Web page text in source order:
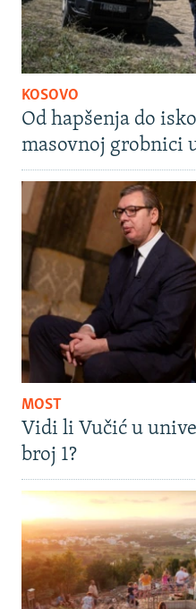
KOSOVO
Od hapšenja do
masovnoj grobnici
MOST
Vidi li Vučić u
broj 1?